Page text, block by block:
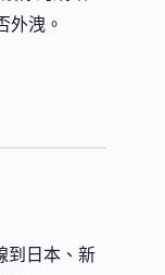
外洩。
到日本、新